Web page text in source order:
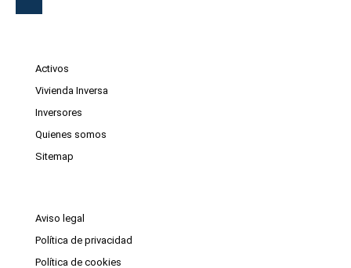
Activos
Vivienda Inversa
Inversores
Quienes somos
Sitemap
Aviso legal
Política de privacidad
Política de cookies